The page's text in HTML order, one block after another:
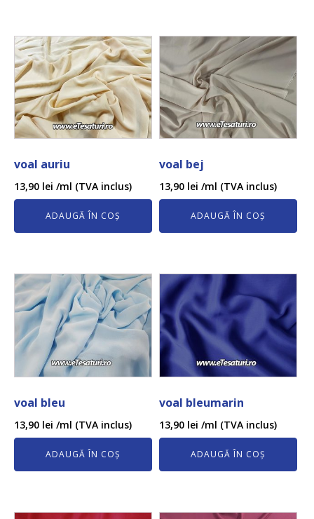
voal auriu
13,90 lei /ml (TVA inclus)
ADAUGĂ ÎN COȘ
voal bej
13,90 lei /ml (TVA inclus)
ADAUGĂ ÎN COȘ
voal bleu
13,90 lei /ml (TVA inclus)
ADAUGĂ ÎN COȘ
voal bleumarin
13,90 lei /ml (TVA inclus)
ADAUGĂ ÎN COȘ